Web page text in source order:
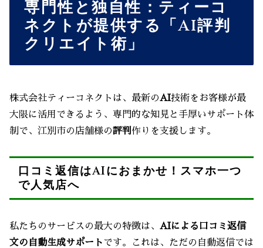
専門性と独自性：ティーコ
ネクトが提供する「AI評判
クリエイト術」
株式会社ティーコネクトは、最新のAI技術をお客様が最
大限に活用できるよう、専門的な知見と手厚いサポート体
制で、江別市の店舗様の評判 作りを支援します。
口コミ返信はAIにおまかせ！スマホ一つ
で人気店へ
私たちのサービスの最大の特徴は、 AIによる口コミ返信
文の自動生成サポートです。これは、ただの自動返信では